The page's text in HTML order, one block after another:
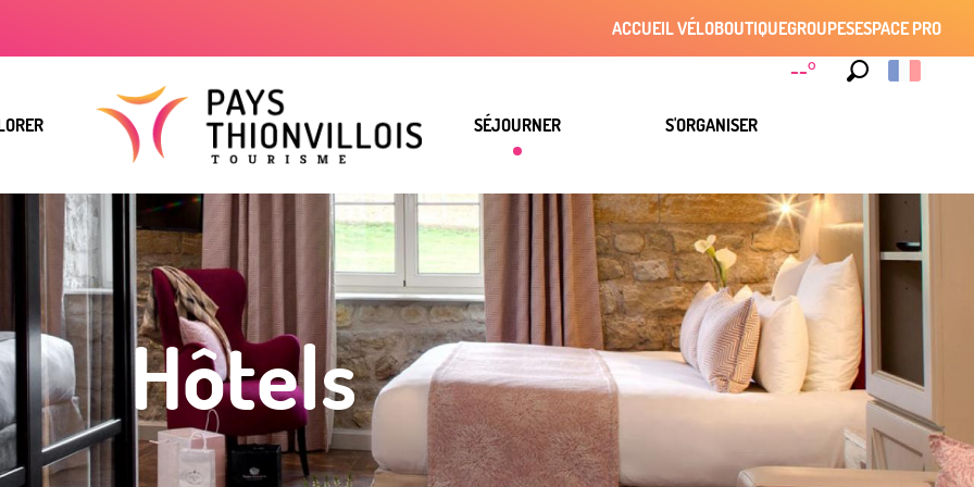
--°
ACCUEIL VÉLOBOUTIQUEGROUPESESPACE PRO
SÉJOURNER S'ORGANISER
Hôtels